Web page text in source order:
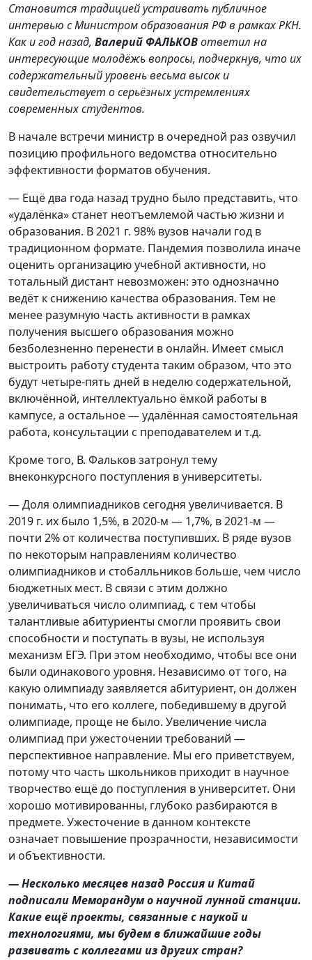
Становится традицией устраивать публичное
интервью с Министром образования РФ в рамках РКН.
Как и год назад, Валерий ФАЛЬКОВответил на
интересующие молодёжь вопросы, подчеркнув, что их
содержательный уровень весьма высок и
свидетельствует о серьёзных устремлениях
современных студентов.
В начале встречи министр в очередной раз озвучил
позицию профильного ведомства относительно
эффективности форматов обучения.
— Ещё два года назад трудно было представить, что
«удалёнка» станет неотъемлемой частью жизни и
образования. В 2021 г. 98% вузов начали год в
традиционном формате. Пандемия позволила иначе
оценить организацию учебной активности, но
тотальный дистант невозможен: это однозначно
ведёт к снижению качества образования. Тем не
менее разумную часть активности в рамках
получения высшего образования можно
безболезненно перенести в онлайн. Имеет смысл
выстроить работу студента таким образом, что это
будут четыре-пять дней в неделю содержательной,
включённой, интеллектуально ёмкой работы в
кампусе, а остальное — удалённая самостоятельная
работа, консультации с преподавателем и т.д.
Кроме того, В. Фальков затронул тему
внеконкурсного поступления в университеты.
— Доля олимпиадников сегодня увеличивается. В
2019 г. их было 1,5%, в 2020-м — 1,7%, в 2021-м —
почти 2% от количества поступивших. В ряде вузов
по некоторым направлениям количество
олимпиадников и стобалльников больше, чем число
бюджетных мест. В связи с этим должно
увеличиваться число олимпиад, с тем чтобы
талантливые абитуриенты смогли проявить свои
способности и поступать в вузы, не используя
механизм ЕГЭ. При этом необходимо, чтобы все они
были одинакового уровня. Независимо от того, на
какую олимпиаду заявляется абитуриент, он должен
понимать, что его коллеге, победившему в другой
олимпиаде, проще не было. Увеличение числа
олимпиад при ужесточении требований —
перспективное направление. Мы его приветствуем,
потому что часть школьников приходит в научное
творчество ещё до поступления в университет. Они
хорошо мотивированны, глубоко разбираются в
предмете. Ужесточение в данном контексте
означает повышение прозрачности, независимости
и объективности.
— Несколько месяцев назад Россия и Китай
подписали Меморандум о научной лунной станции.
Какие ещё проекты, связанные с наукой и
технологиями, мы будем в ближайшие годы
развивать с коллегами из других стран?